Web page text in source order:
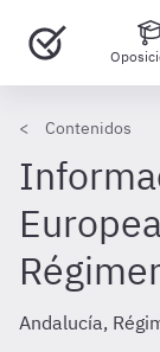
Contenidos
Andalucía,